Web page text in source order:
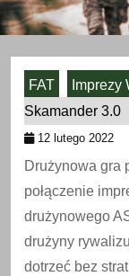
FAT Imprezy
Skamander 3.0
12 lutego 2022
Drużynowa gra
połączenie
drużynowego
drużyny
dotrzeć bez